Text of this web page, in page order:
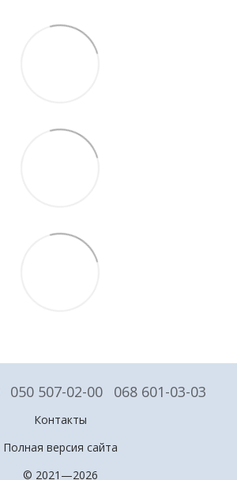
050 507-02-00 068 601-03-03
Контакты
Полная версия сайта
© 2021—2026